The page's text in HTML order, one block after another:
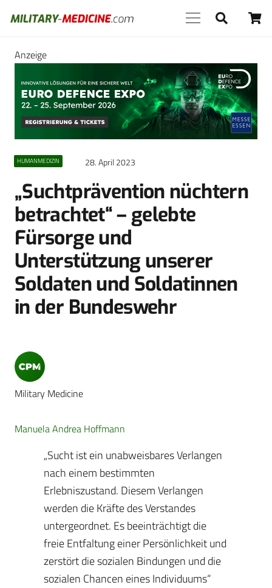
Anzeige
HUMANMEDIZIN 28. April 2023
„Suchtprävention nüchtern
betrachtet“ – gelebte
Fürsorge und
Unterstützung unserer
Soldaten und Soldatinnen
in der Bundeswehr
Military Medicine
Manuela Andrea Hoffmann
„Sucht ist ein unabweisbares Verlangen
nach einem bestimmten
Erlebniszustand. Diesem Verlangen
werden die Kräfte des Verstandes
untergeordnet. Es beeinträchtigt die
freie Entfaltung einer Persönlichkeit und
zerstört die sozialen Bindungen und die
sozialen Chancen eines Individuums“